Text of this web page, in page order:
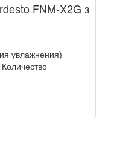
FNM-X2G з
увлажнения)